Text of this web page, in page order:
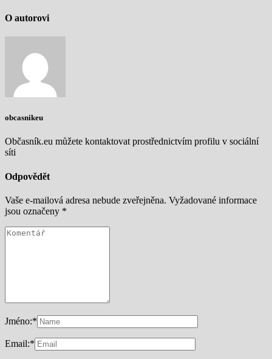
O autorovi
obcasnikeu
Občasník.eu můžete kontaktovat prostřednictvím profilu v sociální
síti
Odpovědět
Vaše e-mailová adresa nebude zveřejněna. Vyžadované informace
jsou označeny *
Jméno:*
Email:*